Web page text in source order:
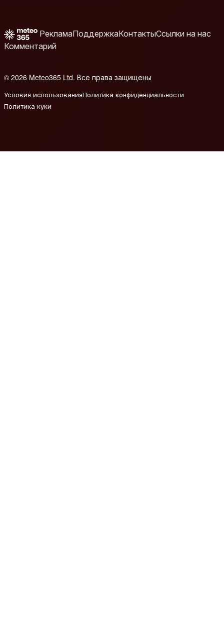
РекламаПоддержкаКонтактыСсылки на нас
Комментарий
© 2026 Meteo365 Ltd. Все права защищены
Условия использованияПолитика конфиденциальности
Политика куки